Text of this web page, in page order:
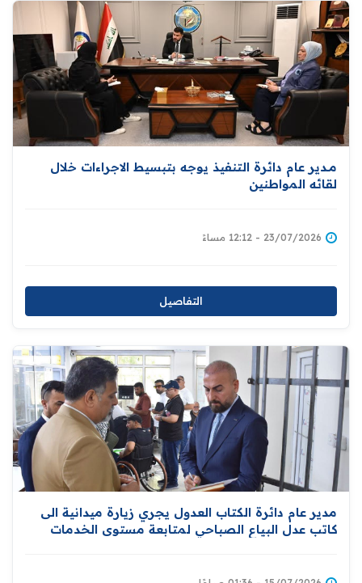
مــدير عام دائرة التنفيذ يوجه بتبسيط الاجراءات خلال
لقائه المواطنين
23/07/2026 - 12:12 مساءً
التفاصيل
مدير عام دائرة الكتاب العدول يجري زيارة ميدانية الى
كاتب عدل البياع الصباحي لمتابعة مستوى الخدمات